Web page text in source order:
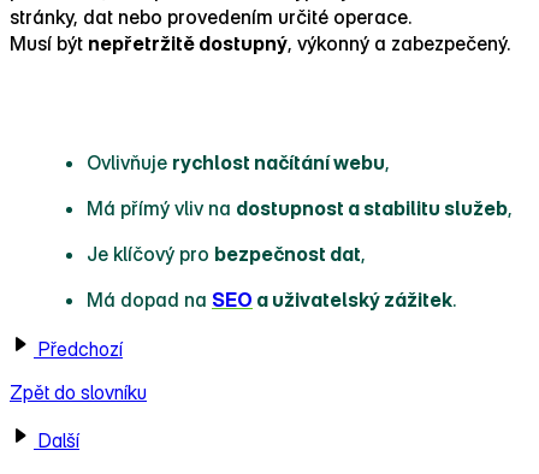
stránky, dat nebo provedením určité operace.
Musí být nepřetržitě dostupný, výkonný a zabezpečený.
Ovlivňuje rychlost načítání webu,
Má přímý vliv na dostupnost a stabilitu služeb,
Je klíčový pro bezpečnost dat,
Má dopad na SEO a uživatelský zážitek.
Předchozí
Zpět do slovníku
Další